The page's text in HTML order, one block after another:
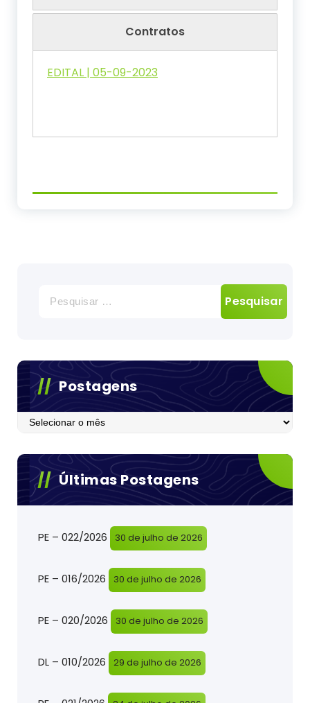
Contratos
EDITAL | 05-09-2023
por:
Postagens
Postagens
Últimas Postagens
PE – 022/2026 30 de julho de 2026
PE – 016/2026 30 de julho de 2026
PE – 020/2026 30 de julho de 2026
DL – 010/2026 29 de julho de 2026